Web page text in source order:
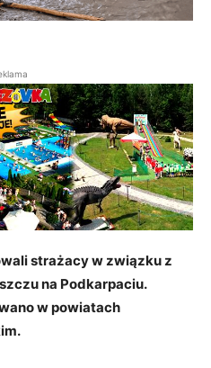
strażacy w związku z
na Podkarpaciu.
w powiatach